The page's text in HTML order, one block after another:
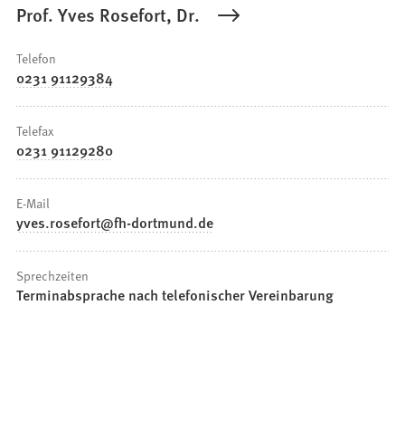
Prof. Yves Rosefort, Dr.
Telefon
0231 91129384
Telefax
0231 91129280
E-Mail
yves.rosefort fh-dortmund de
Sprechzeiten
Terminabsprache nach telefonischer Vereinbarung